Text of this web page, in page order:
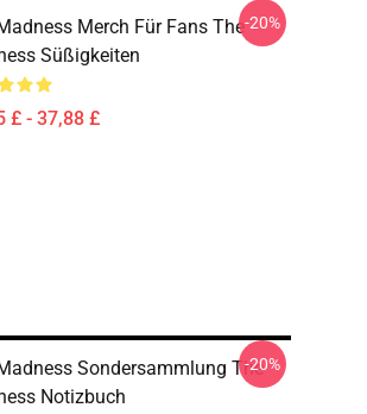
Merch Für Fans The
Süßigkeiten
£ - 37,88 £
-20%
Sondersammlung The
Notizbuch
-20%